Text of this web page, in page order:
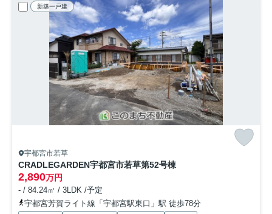
新築一戸建
宇都宮市若草
CRADLEGARDEN宇都宮市若草第52号棟
2,890万円
- / 84.24㎡ / 3LDK /予定
宇都宮芳賀ライト線「宇都宮駅東口」駅 徒歩78分